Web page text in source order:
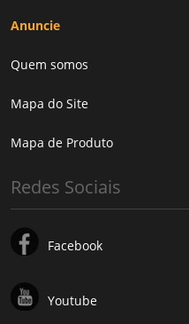
Anuncie
Quem somos
Mapa do Site
Mapa de Produto
Redes Sociais
Facebook
Youtube